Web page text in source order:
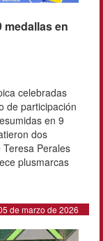
en
celebradas
de participación
en 9
dos
Perales
plusmarcas
de marzo de 2026